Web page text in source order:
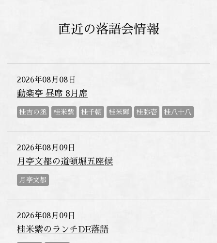
直近の落語会情報
2026年08月08日
動楽亭 昼席 8月席
桂吉の丞 桂米紫 桂千朝 桂米輝 桂弥壱 桂八十八
2026年08月09日
月亭文都の道頓堀五座候
月亭文都
2026年08月09日
桂米紫のランチDE落語